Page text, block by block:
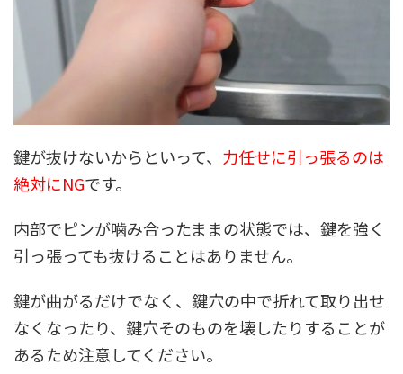
鍵が抜けないからといって、 力任せに引っ張るのは
絶対にNGです。
内部でピンが噛み合ったままの状態では、鍵を強く
引っ張っても抜けることはありません。
鍵が曲がるだけでなく、鍵穴の中で折れて取り出せ
なくなったり、鍵穴そのものを壊したりすることが
あるため注意してください。